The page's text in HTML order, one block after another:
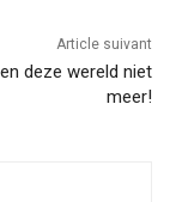
Article suivant
deze wereld niet
meer!